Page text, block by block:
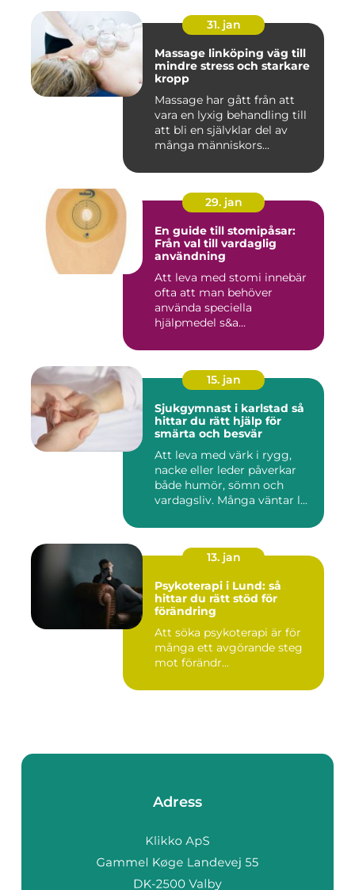
31. jan
Massage linköping väg till
mindre stress och starkare
kropp
Massage har gått från att
vara en lyxig behandling till
att bli en självklar del av
många människors...
29. jan
En guide till stomipåsar:
Från val till vardaglig
användning
Att leva med stomi innebär
ofta att man behöver
använda speciella
hjälpmedel s&a...
15. jan
Sjukgymnast i karlstad så
hittar du rätt hjälp för
smärta och besvär
Att leva med värk i rygg,
nacke eller leder påverkar
både humör, sömn och
vardagsliv. Många väntar l...
13. jan
Psykoterapi i Lund: så
hittar du rätt stöd för
förändring
Att söka psykoterapi är för
många ett avgörande steg
mot förändr...
Adress